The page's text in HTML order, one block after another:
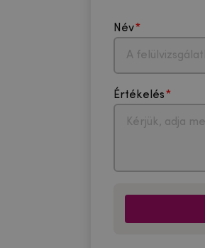
Név
Értékelés